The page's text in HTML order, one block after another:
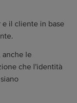
e il cliente in base
anche le
che l'identità